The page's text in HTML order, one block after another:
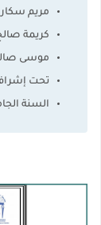
مريم سكار
كريمة
موسى
تحت
السنة الجامعية :